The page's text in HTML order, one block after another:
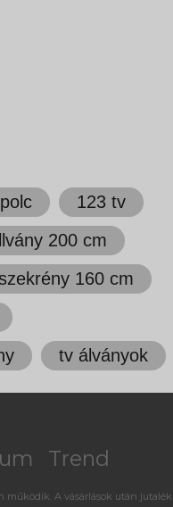
123 tv
200 cm
160 cm
tv álványok
Trend
működik. A vásárlások után jutalék